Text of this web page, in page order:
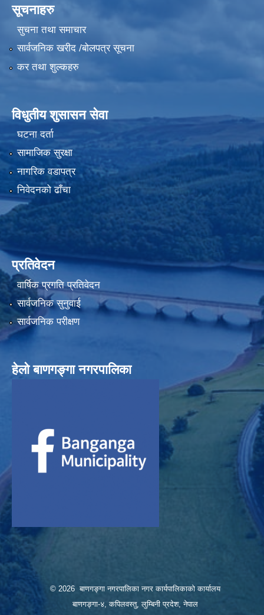
सूचनाहरु
सुचना तथा समाचार
सार्वजनिक खरीद /बोलपत्र सूचना
कर तथा शुल्कहरु
विधुतीय शुसासन सेवा
घटना दर्ता
सामाजिक सुरक्षा
नागरिक वडापत्र
निवेदनको ढाँचा
प्रतिवेदन
वार्षिक प्रगति प्रतिवेदन
सार्वजनिक सुनुवाई
सार्वजनिक परीक्षण
हेलाे बाणगङ्गा नगरपालिका
© 2026 बाणगङ्गा नगरपालिका नगर कार्यपालिकाको कार्यालय
बाणगङ्गा-४, कपिलवस्तु, लुम्बिनी प्रदेश, नेपाल